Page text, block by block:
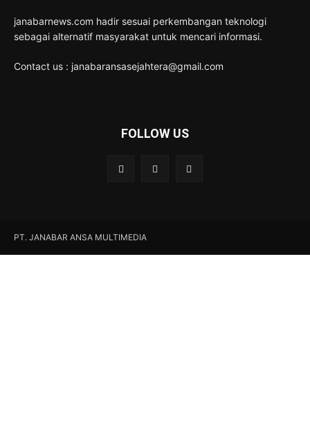
janabarnews.com hadir sesuai perkembangan teknologi
sebagai alternatif masyarakat untuk mencari informasi.
Contact us : janabaransasejahtera@gmail.com
FOLLOW US
PT. JANABAR ANSA MULTIMEDIA